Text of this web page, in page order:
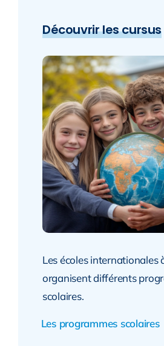
Découvrir les cursus
Les écoles internationales
organisent différents
scolaires.
Les programmes scolaires